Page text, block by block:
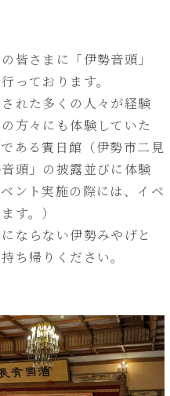
皆さまに「伊勢音頭」
っております。
れた多くの人々が経験
方々にも体験していた
ある賓日館（伊勢市二見
頭」の披露並びに体験
ント実施の際には、イベ
す。）
ならない伊勢みやげと
ち帰りください。